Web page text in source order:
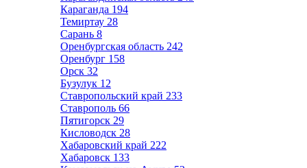
Караганда 194
Темиртау 28
Сарань 8
Оренбургская область 242
Оренбург 158
Орск 32
Бузулук 12
Ставропольский край 233
Ставрополь 66
Пятигорск 29
Кисловодск 28
Хабаровский край 222
Хабаровск 133